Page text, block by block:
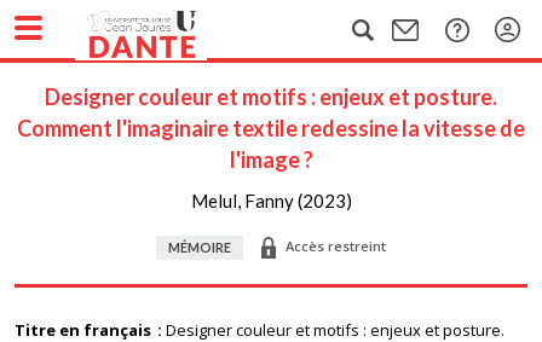
Designer couleur et motifs : enjeux et posture.
Comment l'imaginaire textile redessine la vitesse de
l'image ?
Melul, Fanny (2023)
MÉMOIRE Accès restreint
Titre en français
Designer couleur et motifs : enjeux et posture.